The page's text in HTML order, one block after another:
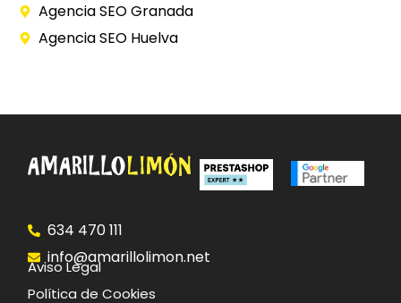
Agencia SEO Granada
Agencia SEO Huelva
634 470 111
info@amarillolimon.net
Aviso Legal
Política de Cookies